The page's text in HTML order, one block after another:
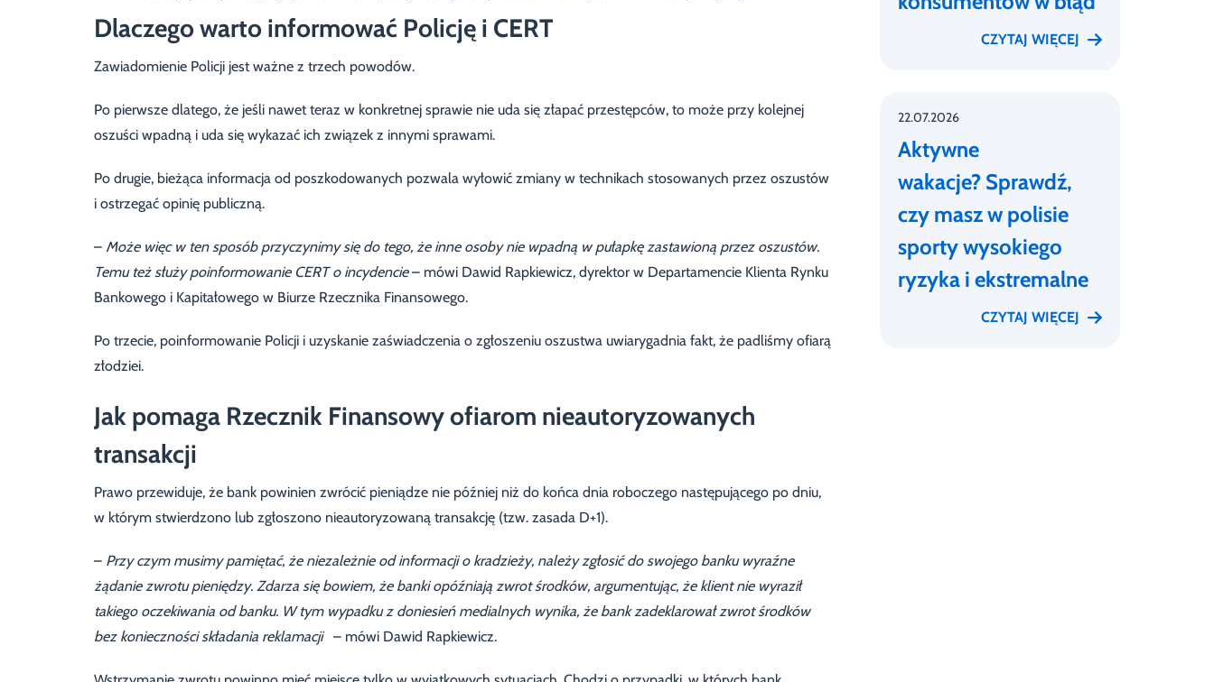
Dlaczego warto informować Policję i CERT
Zawiadomienie Policji jest ważne z trzech powodów.
Po pierwsze dlatego, że jeśli nawet teraz w konkretnej sprawie nie uda się złapać przestępców, to może przy kolejnej
oszuści wpadną i uda się wykazać ich związek z innymi sprawami.
Po drugie, bieżąca informacja od poszkodowanych pozwala wyłowić zmiany w technikach stosowanych przez oszustów
i ostrzegać opinię publiczną.
– Może więc w ten sposób przyczynimy się do tego, że inne osoby nie wpadną w pułapkę zastawioną przez oszustów.
Temu też służy poinformowanie CERT o incydencie– mówi Dawid Rapkiewicz, dyrektor w Departamencie Klienta Rynku
Bankowego i Kapitałowego w Biurze Rzecznika Finansowego.
Po trzecie, poinformowanie Policji i uzyskanie zaświadczenia o zgłoszeniu oszustwa uwiarygadnia fakt, że padliśmy ofiarą
złodziei.
Jak pomaga Rzecznik Finansowy ofiarom nieautoryzowanych
transakcji
Prawo przewiduje, że bank powinien zwrócić pieniądze nie później niż do końca dnia roboczego następującego po dniu,
w którym stwierdzono lub zgłoszono nieautoryzowaną transakcję (tzw. zasada D+1).
– Przy czym musimy pamiętać, że niezależnie od informacji o kradzieży, należy zgłosić do swojego banku wyraźne
żądanie zwrotu pieniędzy. Zdarza się bowiem, że banki opóźniają zwrot środków, argumentując, że klient nie wyraził
takiego oczekiwania od banku. W tym wypadku z doniesień medialnych wynika, że bank zadeklarował zwrot środków
bez konieczności składania reklamacji – mówi Dawid Rapkiewicz.
CZYTAJ WIĘCEJ
22.07.2026
Aktywne
wakacje? Sprawdź,
czy masz w polisie
sporty wysokiego
ryzyka i ekstremalne
CZYTAJ WIĘCEJ